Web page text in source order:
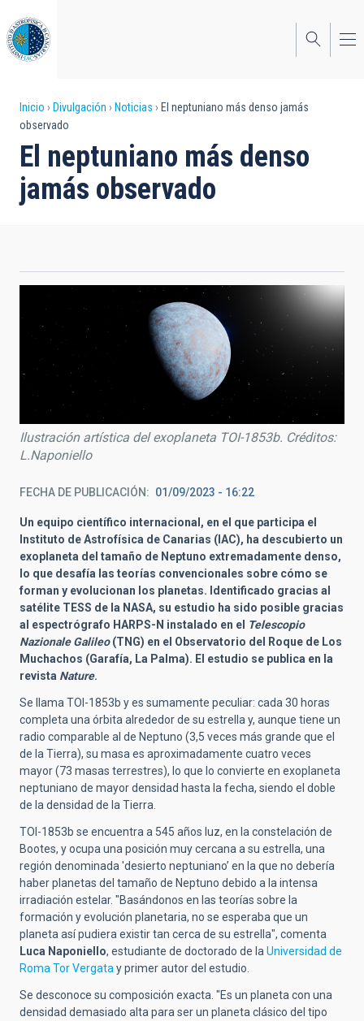
al
contenido
principal
Sobrescribir
enlaces
de
ayuda
navegación
Inicio Divulgación Noticias
El neptuniano más denso jamás
observado
El neptuniano más denso
jamás observado
Ilustración artística del exoplaneta TOI-1853b. Créditos:
L.Naponiello
FECHA DE PUBLICACIÓN 01/09/2023 - 16:22
Un equipo científico internacional, en el que participa el
Instituto de Astrofísica de Canarias (IAC), ha descubierto un
exoplaneta del tamaño de Neptuno extremadamente denso,
lo que desafía las teorías convencionales sobre cómo se
forman y evolucionan los planetas. Identificado gracias al
satélite TESS de la NASA, su estudio ha sido posible gracias
al espectrógrafo HARPS-N instalado en el Telescopio
Nazionale Galileo(TNG) en el Observatorio del Roque de Los
Muchachos (Garafía, La Palma). El estudio se publica en la
revista Nature.
Se llama TOI-1853b y es sumamente peculiar: cada 30 horas
completa una órbita alrededor de su estrella y, aunque tiene un
radio comparable al de Neptuno (3,5 veces más grande que el
de la Tierra), su masa es aproximadamente cuatro veces
mayor (73 masas terrestres), lo que lo convierte en exoplaneta
neptuniano de mayor densidad hasta la fecha, siendo el doble
de la densidad de la Tierra.
TOI-1853b se encuentra a 545 años luz, en la constelación de
Bootes, y ocupa una posición muy cercana a su estrella, una
región denominada 'desierto neptuniano’ en la que no debería
haber planetas del tamaño de Neptuno debido a la intensa
irradiación estelar. "Basándonos en las teorías sobre la
formación y evolución planetaria, no se esperaba que un
planeta así pudiera existir tan cerca de su estrella", comenta
Luca Naponiello, estudiante de doctorado de laUniversidad de
Roma Tor Vergatay primer autor del estudio.
Se desconoce su composición exacta. "Es un planeta con una
densidad demasiado alta para ser un planeta clásico del tipo